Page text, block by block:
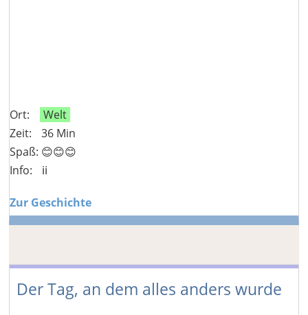
Ort:
Welt
Zeit:
36 Min
Spaß: 😊😊😊
Info:
ℹ️ℹ️
Zur Geschichte
Der Tag, an dem alles anders wurde